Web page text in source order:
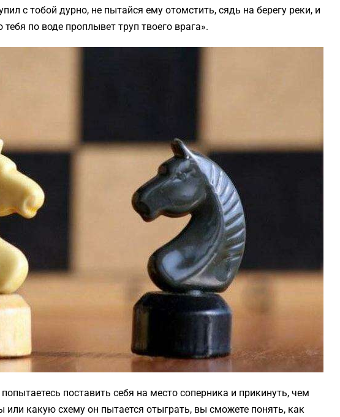
с тобой дурно, не пытайся ему отомстить, сядь на берегу реки, и
по воде проплывет труп твоего врага».
поставить себя на место соперника и прикинуть, чем
или какую схему он пытается отыграть, вы сможете понять, как